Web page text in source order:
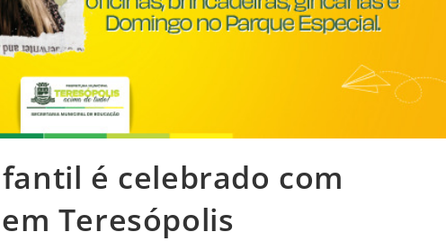
é celebrado com
Teresópolis